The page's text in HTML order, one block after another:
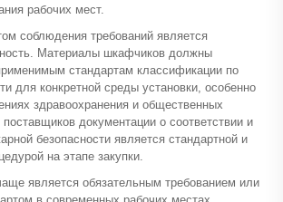
рабочих мест.
соблюдения требований является
Материалы шкафчиков должны
стандартам классификации по
для конкретной среды установки, особенно
здравоохранения и общественных
документации о соответствии и
безопасности является стандартной и
на этапе закупки.
является обязательным требованием или